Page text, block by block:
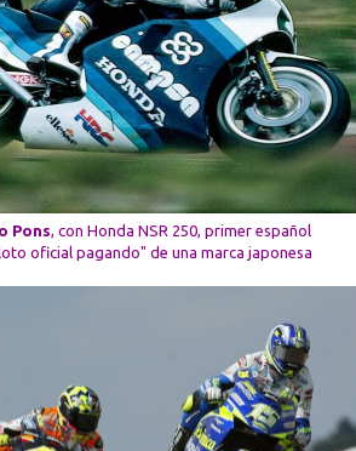
Pons, con Honda NSR 250, primer español
oficial pagando" de una marca japonesa